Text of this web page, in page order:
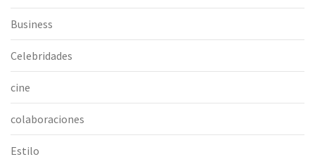
Business
Celebridades
cine
colaboraciones
Estilo